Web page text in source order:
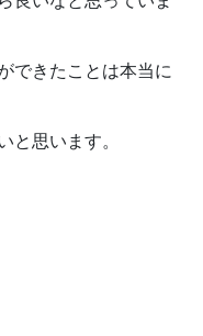
できたことは本当に
と思います。